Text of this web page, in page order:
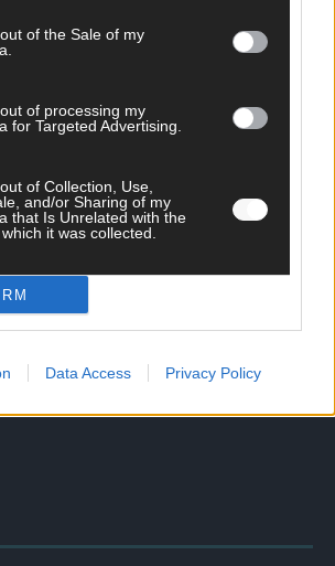
of the Sale of my
of processing my
for Targeted Advertising.
of Collection, Use,
and/or Sharing of my
that Is Unrelated with the
it was collected.
Data Access Privacy Policy